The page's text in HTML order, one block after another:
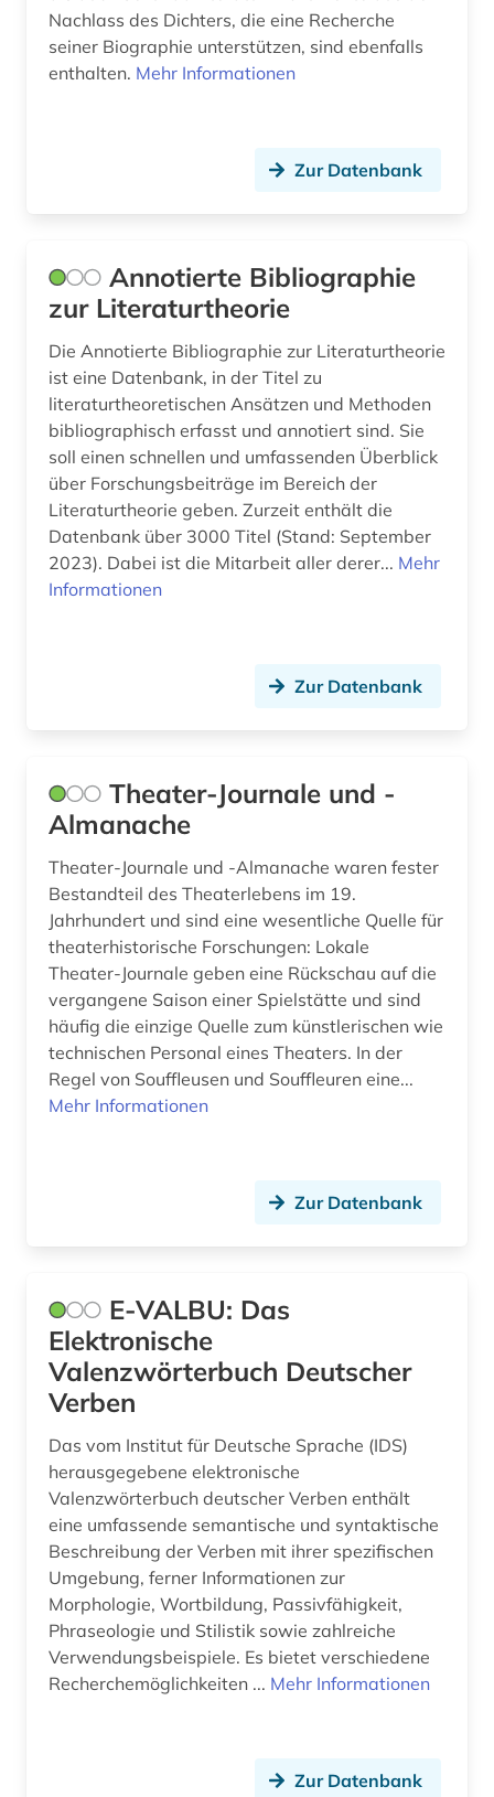
mathe (1)
medizingeschichte (1)
nachschlagewerk (2)
parzival (2)
philologie (1)
philosophie (3)
physik (1)
politik (1)
skandinavistik (1)
slavistik (2)
slawistik (2)
sozialgeschichte (1)
sprache (1)
sprachwissenschaft (4)
text corpora (1)
theater (2)
universitätsgeschichte (1)
verbvalenz (1)
volkssprache (1)
wirtschaftsgeschichte (1)
wolfram von eschenbach (1)
wörterbuch (2)
zeitschriftenaufsatz (1)
Nachlass des Dichters, die eine Recherche
seiner Biographie unterstützen, sind ebenfalls
enthalten. Mehr Informationen
Zur Datenbank
Annotierte Bibliographie
zur Literaturtheorie
Die Annotierte Bibliographie zur Literaturtheorie
ist eine Datenbank, in der Titel zu
literaturtheoretischen Ansätzen und Methoden
bibliographisch erfasst und annotiert sind. Sie
soll einen schnellen und umfassenden Überblick
über Forschungsbeiträge im Bereich der
Literaturtheorie geben. Zurzeit enthält die
Datenbank über 3000 Titel (Stand: September
2023). Dabei ist die Mitarbeit aller derer... Mehr
Informationen
Zur Datenbank
Theater-Journale und -
Almanache
Theater-Journale und -Almanache waren fester
Bestandteil des Theaterlebens im 19.
Jahrhundert und sind eine wesentliche Quelle für
theaterhistorische Forschungen: Lokale
Theater-Journale geben eine Rückschau auf die
vergangene Saison einer Spielstätte und sind
häufig die einzige Quelle zum künstlerischen wie
technischen Personal eines Theaters. In der
Regel von Souffleusen und Souffleuren eine...
Mehr Informationen
Zur Datenbank
E-VALBU: Das
Elektronische
Valenzwörterbuch Deutscher
Verben
Das vom Institut für Deutsche Sprache (IDS)
herausgegebene elektronische
Valenzwörterbuch deutscher Verben enthält
eine umfassende semantische und syntaktische
Beschreibung der Verben mit ihrer spezifischen
Umgebung, ferner Informationen zur
Morphologie, Wortbildung, Passivfähigkeit,
Phraseologie und Stilistik sowie zahlreiche
Verwendungsbeispiele. Es bietet verschiedene
Recherchemöglichkeiten ... Mehr Informationen
Zur Datenbank